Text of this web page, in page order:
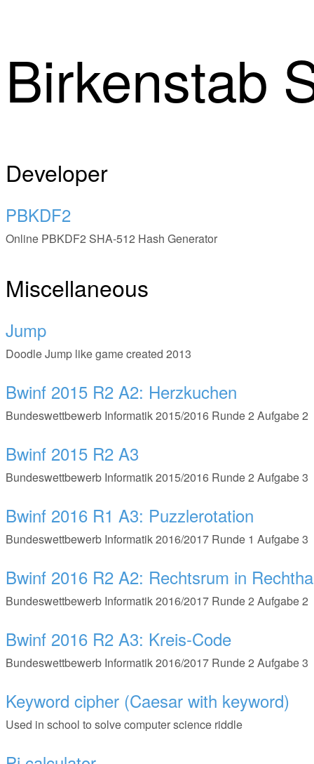
Birkenstab
Developer
PBKDF2
Online PBKDF2 SHA-512 Hash Generator
Miscellaneous
Jump
Doodle Jump like game created 2013
Bwinf 2015 R2 A2: Herzkuchen
Bundeswettbewerb Informatik 2015/2016 Runde 2 Aufgabe 2
Bwinf 2015 R2 A3
Bundeswettbewerb Informatik 2015/2016 Runde 2 Aufgabe 3
Bwinf 2016 R1 A3: Puzzlerotation
Bundeswettbewerb Informatik 2016/2017 Runde 1 Aufgabe 3
Bwinf 2016 R2 A2: Rechtsrum in
Bundeswettbewerb Informatik 2016/2017 Runde 2 Aufgabe 2
Bwinf 2016 R2 A3: Kreis-Code
Bundeswettbewerb Informatik 2016/2017 Runde 2 Aufgabe 3
Keyword cipher (Caesar with keyword)
Used in school to solve computer science riddle